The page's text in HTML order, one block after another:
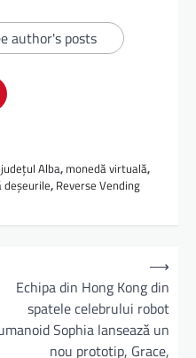
author's posts
județul Alba, monedă virtuală,
deșeurile, Reverse Vending
Echipa din Hong Kong din
spatele celebrului robot
Sophia lansează un
nou prototip, Grace,
⟶